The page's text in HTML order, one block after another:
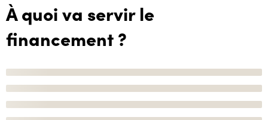
À quoi va servir le
financement ?